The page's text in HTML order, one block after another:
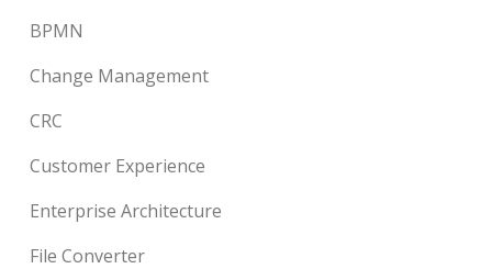
BPMN
Change Management
CRC
Customer Experience
Enterprise Architecture
File Converter